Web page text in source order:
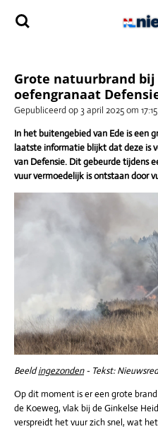
Ga
direct
Grote natuurbrand bij
oefengranaat
Gepubliceerd op 3 april 2025 om 17:15
In het buitengebied van Ede is een
laatste informatie blijkt dat deze is
van Defensie. Dit gebeurde tijdens
vuur vermoedelijk is ontstaan door
Beeldingezonden- Tekst:
Op dit moment is er een grote
de Koeweg, vlak bij de Ginkelse
verspreidt het vuur zich snel, wat